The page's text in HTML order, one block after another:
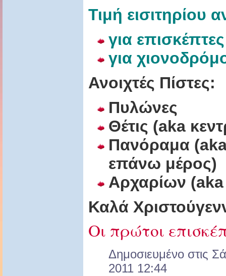
Τιμή εισιτηρίου
για
για
Ανοιχτές Πίστες:
Πυλώνες
Θέτις (aka
Πανόραμα (aka
επάνω μέρος)
Αρχαρίων
Καλά
Οι πρώτοι
Δημοσιευμένο στις
2011 12:44